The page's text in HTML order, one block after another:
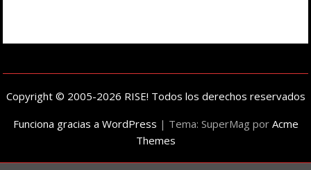
Copyright © 2005-2026 RISE! Todos los derechos reservados
Funciona gracias a WordPress | Tema: SuperMag por Acme
Themes